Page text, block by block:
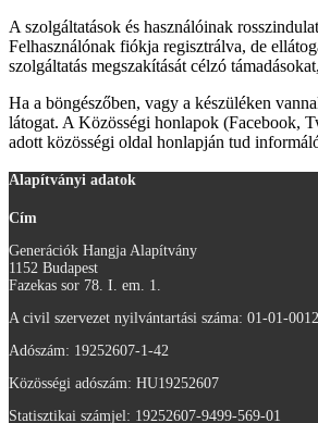
A szolgáltatások és használóinak
Felhasználónak fiókja regisztrálva, de
szolgáltatás megszakítását célzó
Ha a böngészőben, vagy a készüléken
látogat. A Közösségi honlapok (Facebook,
adott közösségi oldal honlapján tud
Alapítványi adatok
Cím
Generációk Hangja Alapítvány
1152 Budapest
Fazekas sor 78. I. em. 1.
A civil szervezet nyilvántartási száma: 01-01-
Adószám: 19252607-1-42
Közösségi adószám: HU19252607
Statisztikai számjel: 19252607-9499-569-01